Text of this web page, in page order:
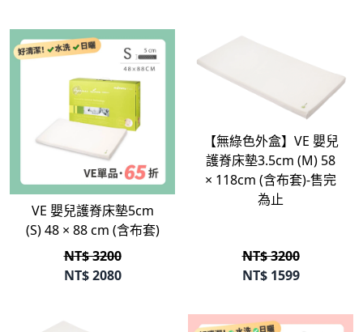
立即選購
VE 嬰兒護脊床墊5cm
(S) 48 × 88 cm (含布套)
NT$ 3200
NT$2080
立即選購
【無綠色外盒】VE 嬰兒
護脊床墊3.5cm (M) 58
× 118cm (含布套)-售完
為止
NT$ 3200
NT$1599